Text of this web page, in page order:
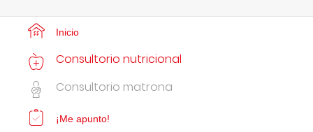
Inicio
Consultorio nutricional
Consultorio matrona
¡Me apunto!